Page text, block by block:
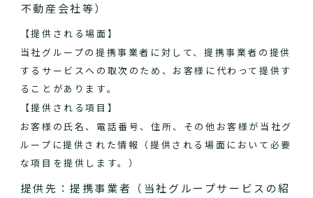
不動産会社等）
【提供される場面】
当社グループの提携事業者に対して、提携事業者の提供
するサービスへの取次のため、お客様に代わって提供す
ることがあります。
【提供される項目】
お客様の氏名、電話番号、住所、その他お客様が当社グ
ループに提供された情報（提供される場面において必要
な項目を提供します。）
提供先：提携事業者（当社グループサービスの紹